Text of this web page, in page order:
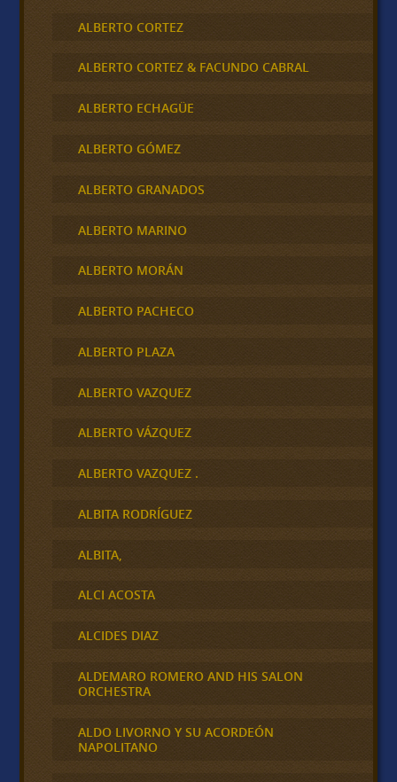
ALBERTO CORTEZ
ALBERTO CORTEZ & FACUNDO CABRAL
ALBERTO ECHAGÜE
ALBERTO GÓMEZ
ALBERTO GRANADOS
ALBERTO MARINO
ALBERTO MORÁN
ALBERTO PACHECO
ALBERTO PLAZA
ALBERTO VAZQUEZ
ALBERTO VÁZQUEZ
ALBERTO VAZQUEZ .
ALBITA RODRÍGUEZ
ALBITA,
ALCI ACOSTA
ALCIDES DIAZ
ALDEMARO ROMERO AND HIS SALON
ORCHESTRA
ALDO LIVORNO Y SU ACORDEÓN
NAPOLITANO